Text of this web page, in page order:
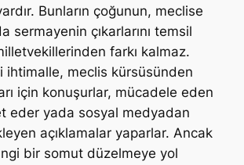
Bunların çoğunun, meclise
sermayenin çıkarlarını temsil
farkı kalmaz.
ihtimalle, meclis kürsüsünden
için konuşurlar, mücadele eden
eder yada sosyal medyadan
açıklamalar yaparlar. Ancak
bir somut düzelmeye yol